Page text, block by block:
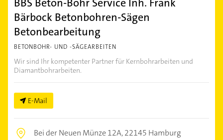
Bärbock Betonbohren-Sägen
Betonbearbeitung
BETONBOHR- UND -SÄGEARBEITEN
Wir sind Ihr kompetenter Partner für Kernbohrarbeiten und
Diamantbohrarbeiten.
E-Mail
Bei der Neuen Münze 12A,22145 Hamburg